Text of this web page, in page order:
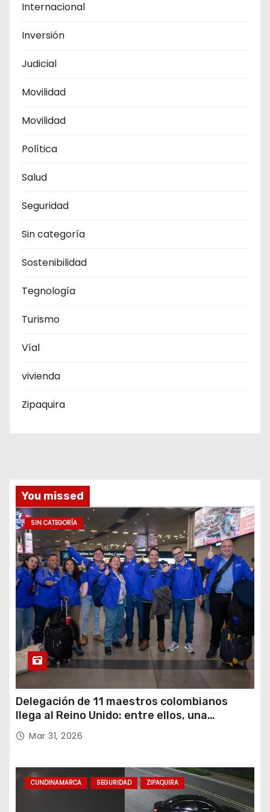
Internacional
Inversión
Judicial
Movilidad
Movilidad
Política
Salud
Seguridad
Sin categoría
Sostenibilidad
Tegnología
Turismo
Víal
vivienda
Zipaquira
You missed
SIN CATEGORÍA
Delegación de 11 maestros colombianos
llega al Reino Unido: entre ellos, una
destacada profesora de Ubaté
Mar 31, 2026
CUNDINAMARCA SEGURIDAD ZIPAQUIRA